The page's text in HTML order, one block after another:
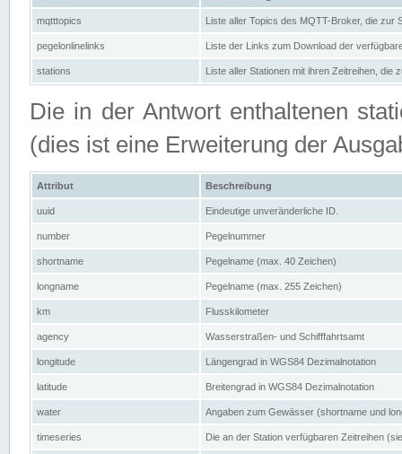
mqtttopics Liste aller Topics des MQTT-Broker, die zur
pegelonlinelinks Liste der Links zum Download der
stations Liste aller Stationen mit ihren Zeitreihen, die
Die in der Antwort enthaltenen
(dies ist eine Erweiterung der
Attribut Beschreibung
uuid Eindeutige unveränderliche ID.
number Pegelnummer
shortname Pegelname (max. 40 Zeichen)
longname Pegelname (max. 255 Zeichen)
km Flusskilometer
agency Wasserstraßen- und Schifffahrtsamt
longitude Längengrad in WGS84 Dezimalnotation
latitude Breitengrad in WGS84 Dezimalnotation
water Angaben zum Gewässer (shortname und
timeseries Die an der Station verfügbaren Zeitreihen